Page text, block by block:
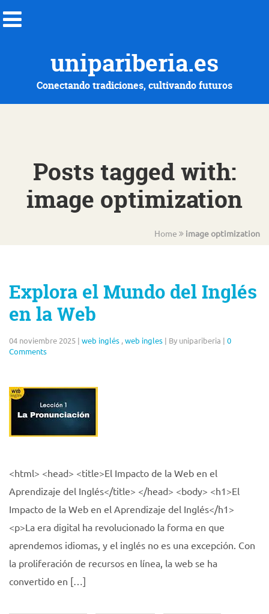
unipariberia.es
Conectando tradiciones, cultivando futuros
Posts tagged with:
image optimization
Home image optimization
Explora el Mundo del Inglés
en la Web
04 noviembre 2025 | web inglés ,web ingles | By unipariberia | 0
Comments
<html> <head> <title>El Impacto de la Web en el
Aprendizaje del Inglés</title> </head> <body> <h1>El
Impacto de la Web en el Aprendizaje del Inglés</h1>
<p>La era digital ha revolucionado la forma en que
aprendemos idiomas, y el inglés no es una excepción. Con
la proliferación de recursos en línea, la web se ha
convertido en […]